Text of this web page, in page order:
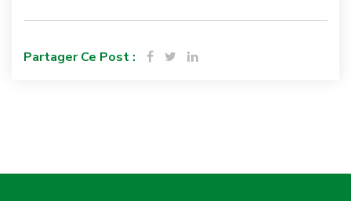
Partager Ce Post :